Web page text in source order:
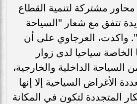
مشتركة لتنمية القطاع
تتفق مع شعار "السياحة
واكدت، العرجاوي على أن
الخاصة سياحيا لدى زوار
السياحة الداخلية والخارجية،
الأغراض السياحية إلا إنها
المتجددة لتكون في المكانة